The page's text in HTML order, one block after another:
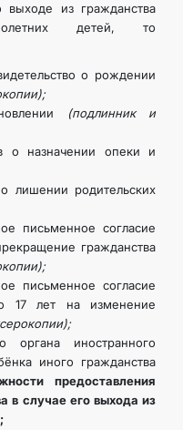
выходе из гражданства
детей, то
о рождении
(подлинник и
о назначении опеки и
лишении родительских
письменное согласие
гражданства
письменное согласие
17 лет на изменение
иностранного
иного гражданства
предоставления
в случае его выхода из